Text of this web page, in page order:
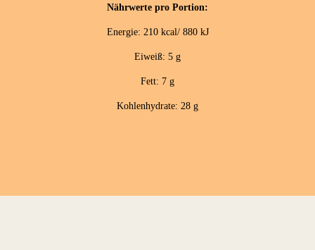
Nährwerte pro Portion:
Energie: 210 kcal/ 880 kJ
Eiweiß: 5 g
Fett: 7 g
Kohlenhydrate: 28 g